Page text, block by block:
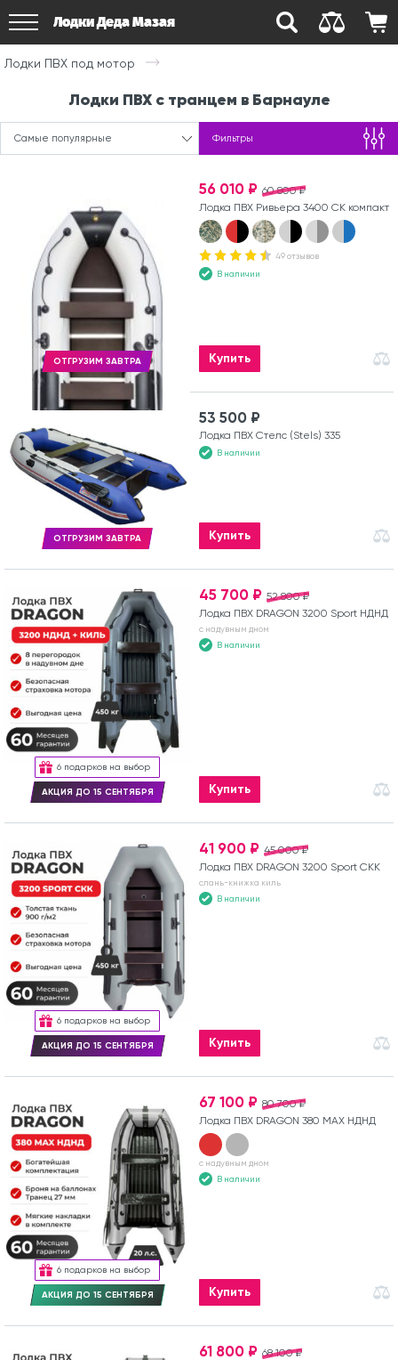
Лодки Деда Мазая
Лодки ПВХ под мотор
Лодки ПВХ с транцем в Барнауле
Самые популярные Фильтры
ОТГРУЗИМ ЗАВТРА
60 800 ₽
56 010 ₽
Лодка ПВХ Ривьера 3400 СК компакт
49 отзывов
В наличии
Купить
ОТГРУЗИМ ЗАВТРА
53 500 ₽
Лодка ПВХ Стелс (Stels) 335
В наличии
Купить
6 подарков на выбор
АКЦИЯ ДО 15 СЕНТЯБРЯ
52 800 ₽
45 700 ₽
Лодка ПВХ DRAGON 3200 Sport НДНД
с надувным дном
В наличии
Купить
6 подарков на выбор
АКЦИЯ ДО 15 СЕНТЯБРЯ
45 000 ₽
41 900 ₽
Лодка ПВХ DRAGON 3200 Sport СКК
слань-книжка киль
В наличии
Купить
6 подарков на выбор
АКЦИЯ ДО 15 СЕНТЯБРЯ
80 700 ₽
67 100 ₽
Лодка ПВХ DRAGON 380 MAX НДНД
с надувным дном
В наличии
Купить
68 100 ₽
61 800 ₽